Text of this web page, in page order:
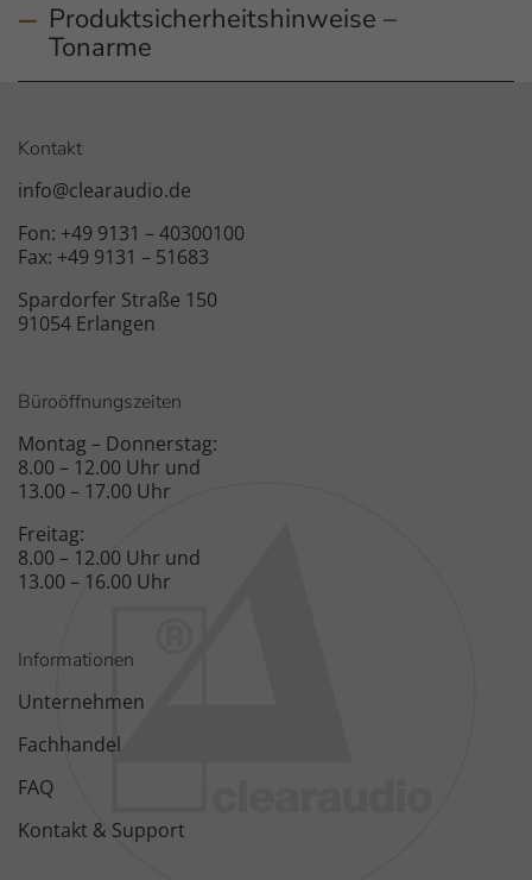
Antwort anzeigen
Produktsicherheitshinweise –
Tonarme
Kontakt
info@clearaudio.de
Fon: +49 9131 – 40300100
Fax: +49 9131 – 51683
Spardorfer Straße 150
91054 Erlangen
Büroöffnungszeiten
Montag – Donnerstag:
8.00 – 12.00 Uhr und
13.00 – 17.00 Uhr
Freitag:
8.00 – 12.00 Uhr und
13.00 – 16.00 Uhr
Informationen
Unternehmen
Fachhandel
FAQ
Kontakt & Support